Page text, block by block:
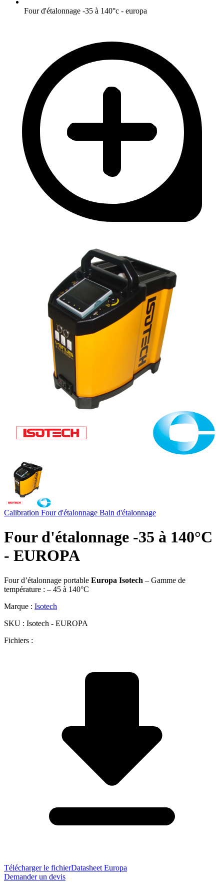
Four d'étalonnage -35 à 140°c - europa
Calibration Four d'étalonnage Bain d'étalonnage
Four d'étalonnage -35 à 140°C
- EUROPA
Four d’étalonnage portable Europa Isotech – Gamme de
température : – 45 à 140°C
Marque : Isotech
SKU : Isotech - EUROPA
Fichiers :
Télécharger le fichierDatasheet Europa
Demander un devis